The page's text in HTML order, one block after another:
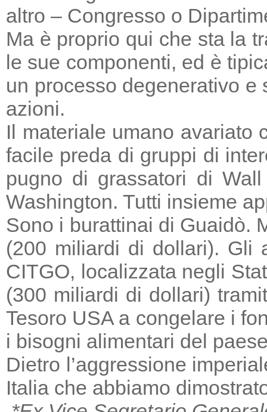
altro – Congresso o
Ma è proprio qui che sta la
le sue componenti, ed è
un processo degenerativo
azioni.
Il materiale umano avariato
facile preda di gruppi di
pugno di grassatori di
Washington. Tutti insieme
Sono i burattinai di Guaidò.
(200 miliardi di dollari). Gli
CITGO, localizzata negli
(300 miliardi di dollari)
Tesoro USA a congelare i
i bisogni alimentari del
Dietro l’aggressione
Italia che abbiamo